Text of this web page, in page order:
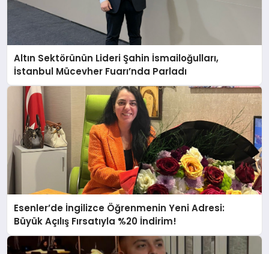
Altın Sektörünün Lideri Şahin İsmailoğulları,
İstanbul Mücevher Fuarı’nda Parladı ￼
Esenler’de İngilizce Öğrenmenin Yeni Adresi:
Büyük Açılış Fırsatıyla %20 İndirim!